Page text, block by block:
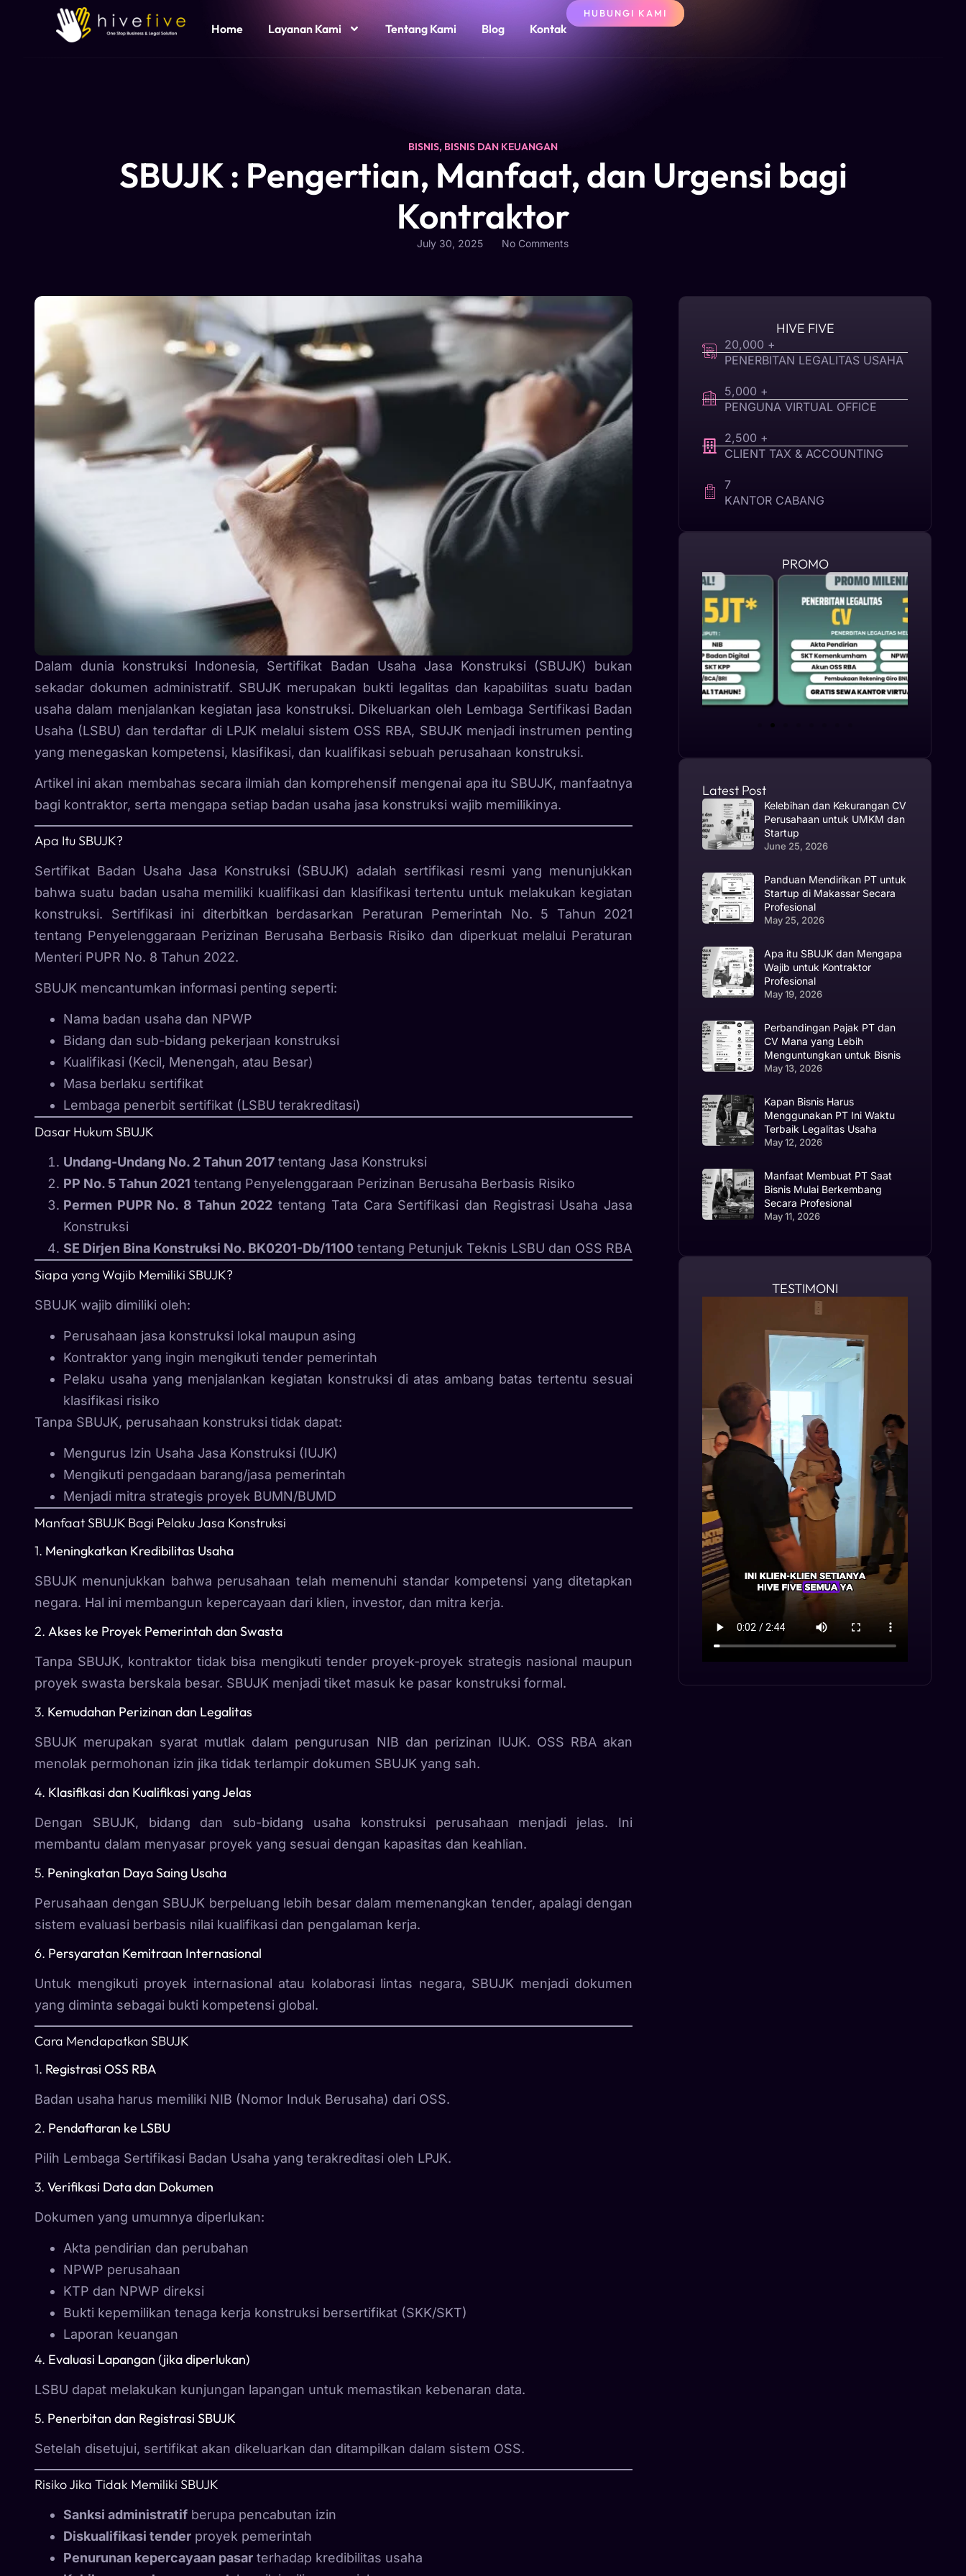
Home Layanan Kami Tentang Kami Blog Kontak
HUBUNGI KAMI
BISNIS, BISNIS DAN KEUANGAN
SBUJK : Pengertian, Manfaat, dan Urgensi bagi
Kontraktor
July 30, 2025 No Comments
Dalam dunia konstruksi Indonesia, Sertifikat Badan Usaha Jasa Konstruksi (SBUJK) bukan
sekadar dokumen administratif. SBUJK merupakan bukti legalitas dan kapabilitas suatu badan
usaha dalam menjalankan kegiatan jasa konstruksi. Dikeluarkan oleh Lembaga Sertifikasi Badan
Usaha (LSBU) dan terdaftar di LPJK melalui sistem OSS RBA, SBUJK menjadi instrumen penting
yang menegaskan kompetensi, klasifikasi, dan kualifikasi sebuah perusahaan konstruksi.
Artikel ini akan membahas secara ilmiah dan komprehensif mengenai apa itu SBUJK, manfaatnya
bagi kontraktor, serta mengapa setiap badan usaha jasa konstruksi wajib memilikinya.
Apa Itu SBUJK?
Sertifikat Badan Usaha Jasa Konstruksi (SBUJK) adalah sertifikasi resmi yang menunjukkan
bahwa suatu badan usaha memiliki kualifikasi dan klasifikasi tertentu untuk melakukan kegiatan
konstruksi. Sertifikasi ini diterbitkan berdasarkan Peraturan Pemerintah No. 5 Tahun 2021
tentang Penyelenggaraan Perizinan Berusaha Berbasis Risiko dan diperkuat melalui Peraturan
Menteri PUPR No. 8 Tahun 2022.
SBUJK mencantumkan informasi penting seperti:
Nama badan usaha dan NPWP
Bidang dan sub-bidang pekerjaan konstruksi
Kualifikasi (Kecil, Menengah, atau Besar)
Masa berlaku sertifikat
Lembaga penerbit sertifikat (LSBU terakreditasi)
Dasar Hukum SBUJK
Undang-Undang No. 2 Tahun 2017 tentang Jasa Konstruksi
PP No. 5 Tahun 2021 tentang Penyelenggaraan Perizinan Berusaha Berbasis Risiko
Permen PUPR No. 8 Tahun 2022 tentang Tata Cara Sertifikasi dan Registrasi Usaha Jasa
Konstruksi
SE Dirjen Bina Konstruksi No. BK0201-Db/1100 tentang Petunjuk Teknis LSBU dan OSS RBA
Siapa yang Wajib Memiliki SBUJK?
SBUJK wajib dimiliki oleh:
Perusahaan jasa konstruksi lokal maupun asing
Kontraktor yang ingin mengikuti tender pemerintah
Pelaku usaha yang menjalankan kegiatan konstruksi di atas ambang batas tertentu sesuai
klasifikasi risiko
Tanpa SBUJK, perusahaan konstruksi tidak dapat:
Mengurus Izin Usaha Jasa Konstruksi (IUJK)
Mengikuti pengadaan barang/jasa pemerintah
Menjadi mitra strategis proyek BUMN/BUMD
Manfaat SBUJK Bagi Pelaku Jasa Konstruksi
1. Meningkatkan Kredibilitas Usaha
SBUJK menunjukkan bahwa perusahaan telah memenuhi standar kompetensi yang ditetapkan
negara. Hal ini membangun kepercayaan dari klien, investor, dan mitra kerja.
2. Akses ke Proyek Pemerintah dan Swasta
Tanpa SBUJK, kontraktor tidak bisa mengikuti tender proyek-proyek strategis nasional maupun
proyek swasta berskala besar. SBUJK menjadi tiket masuk ke pasar konstruksi formal.
3. Kemudahan Perizinan dan Legalitas
SBUJK merupakan syarat mutlak dalam pengurusan NIB dan perizinan IUJK. OSS RBA akan
menolak permohonan izin jika tidak terlampir dokumen SBUJK yang sah.
4. Klasifikasi dan Kualifikasi yang Jelas
Dengan SBUJK, bidang dan sub-bidang usaha konstruksi perusahaan menjadi jelas. Ini
membantu dalam menyasar proyek yang sesuai dengan kapasitas dan keahlian.
5. Peningkatan Daya Saing Usaha
Perusahaan dengan SBUJK berpeluang lebih besar dalam memenangkan tender, apalagi dengan
sistem evaluasi berbasis nilai kualifikasi dan pengalaman kerja.
6. Persyaratan Kemitraan Internasional
Untuk mengikuti proyek internasional atau kolaborasi lintas negara, SBUJK menjadi dokumen
yang diminta sebagai bukti kompetensi global.
Cara Mendapatkan SBUJK
1. Registrasi OSS RBA
Badan usaha harus memiliki NIB (Nomor Induk Berusaha) dari OSS.
2. Pendaftaran ke LSBU
Pilih Lembaga Sertifikasi Badan Usaha yang terakreditasi oleh LPJK.
3. Verifikasi Data dan Dokumen
Dokumen yang umumnya diperlukan:
Akta pendirian dan perubahan
NPWP perusahaan
KTP dan NPWP direksi
Bukti kepemilikan tenaga kerja konstruksi bersertifikat (SKK/SKT)
Laporan keuangan
4. Evaluasi Lapangan (jika diperlukan)
LSBU dapat melakukan kunjungan lapangan untuk memastikan kebenaran data.
5. Penerbitan dan Registrasi SBUJK
Setelah disetujui, sertifikat akan dikeluarkan dan ditampilkan dalam sistem OSS.
Risiko Jika Tidak Memiliki SBUJK
Sanksi administratif berupa pencabutan izin
Diskualifikasi tender proyek pemerintah
Penurunan kepercayaan pasar terhadap kredibilitas usaha
HIVE FIVE
20,000 +
PENERBITAN LEGALITAS USAHA
5,000 +
PENGUNA VIRTUAL OFFICE
2,500 +
CLIENT TAX & ACCOUNTING
7
KANTOR CABANG
PROMO
Latest Post
Kelebihan dan Kekurangan CV
Perusahaan untuk UMKM dan
Startup
June 25, 2026
Panduan Mendirikan PT untuk
Startup di Makassar Secara
Profesional
May 25, 2026
Apa itu SBUJK dan Mengapa
Wajib untuk Kontraktor
Profesional
May 19, 2026
Perbandingan Pajak PT dan
CV Mana yang Lebih
Menguntungkan untuk Bisnis
May 13, 2026
Kapan Bisnis Harus
Menggunakan PT Ini Waktu
Terbaik Legalitas Usaha
May 12, 2026
Manfaat Membuat PT Saat
Bisnis Mulai Berkembang
Secara Profesional
May 11, 2026
TESTIMONI